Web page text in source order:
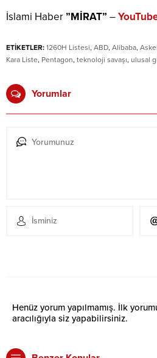
İslami Haber”MİRAT” –
ETİKETLER: 1260H Listesi, ABD, Alibaba,
Kara Liste, Pentagon, teknoloji savaşı, ulusal
Yorumlar
Henüz yorum yapılmamış. İlk
aracılığıyla siz yapabilirsiniz.